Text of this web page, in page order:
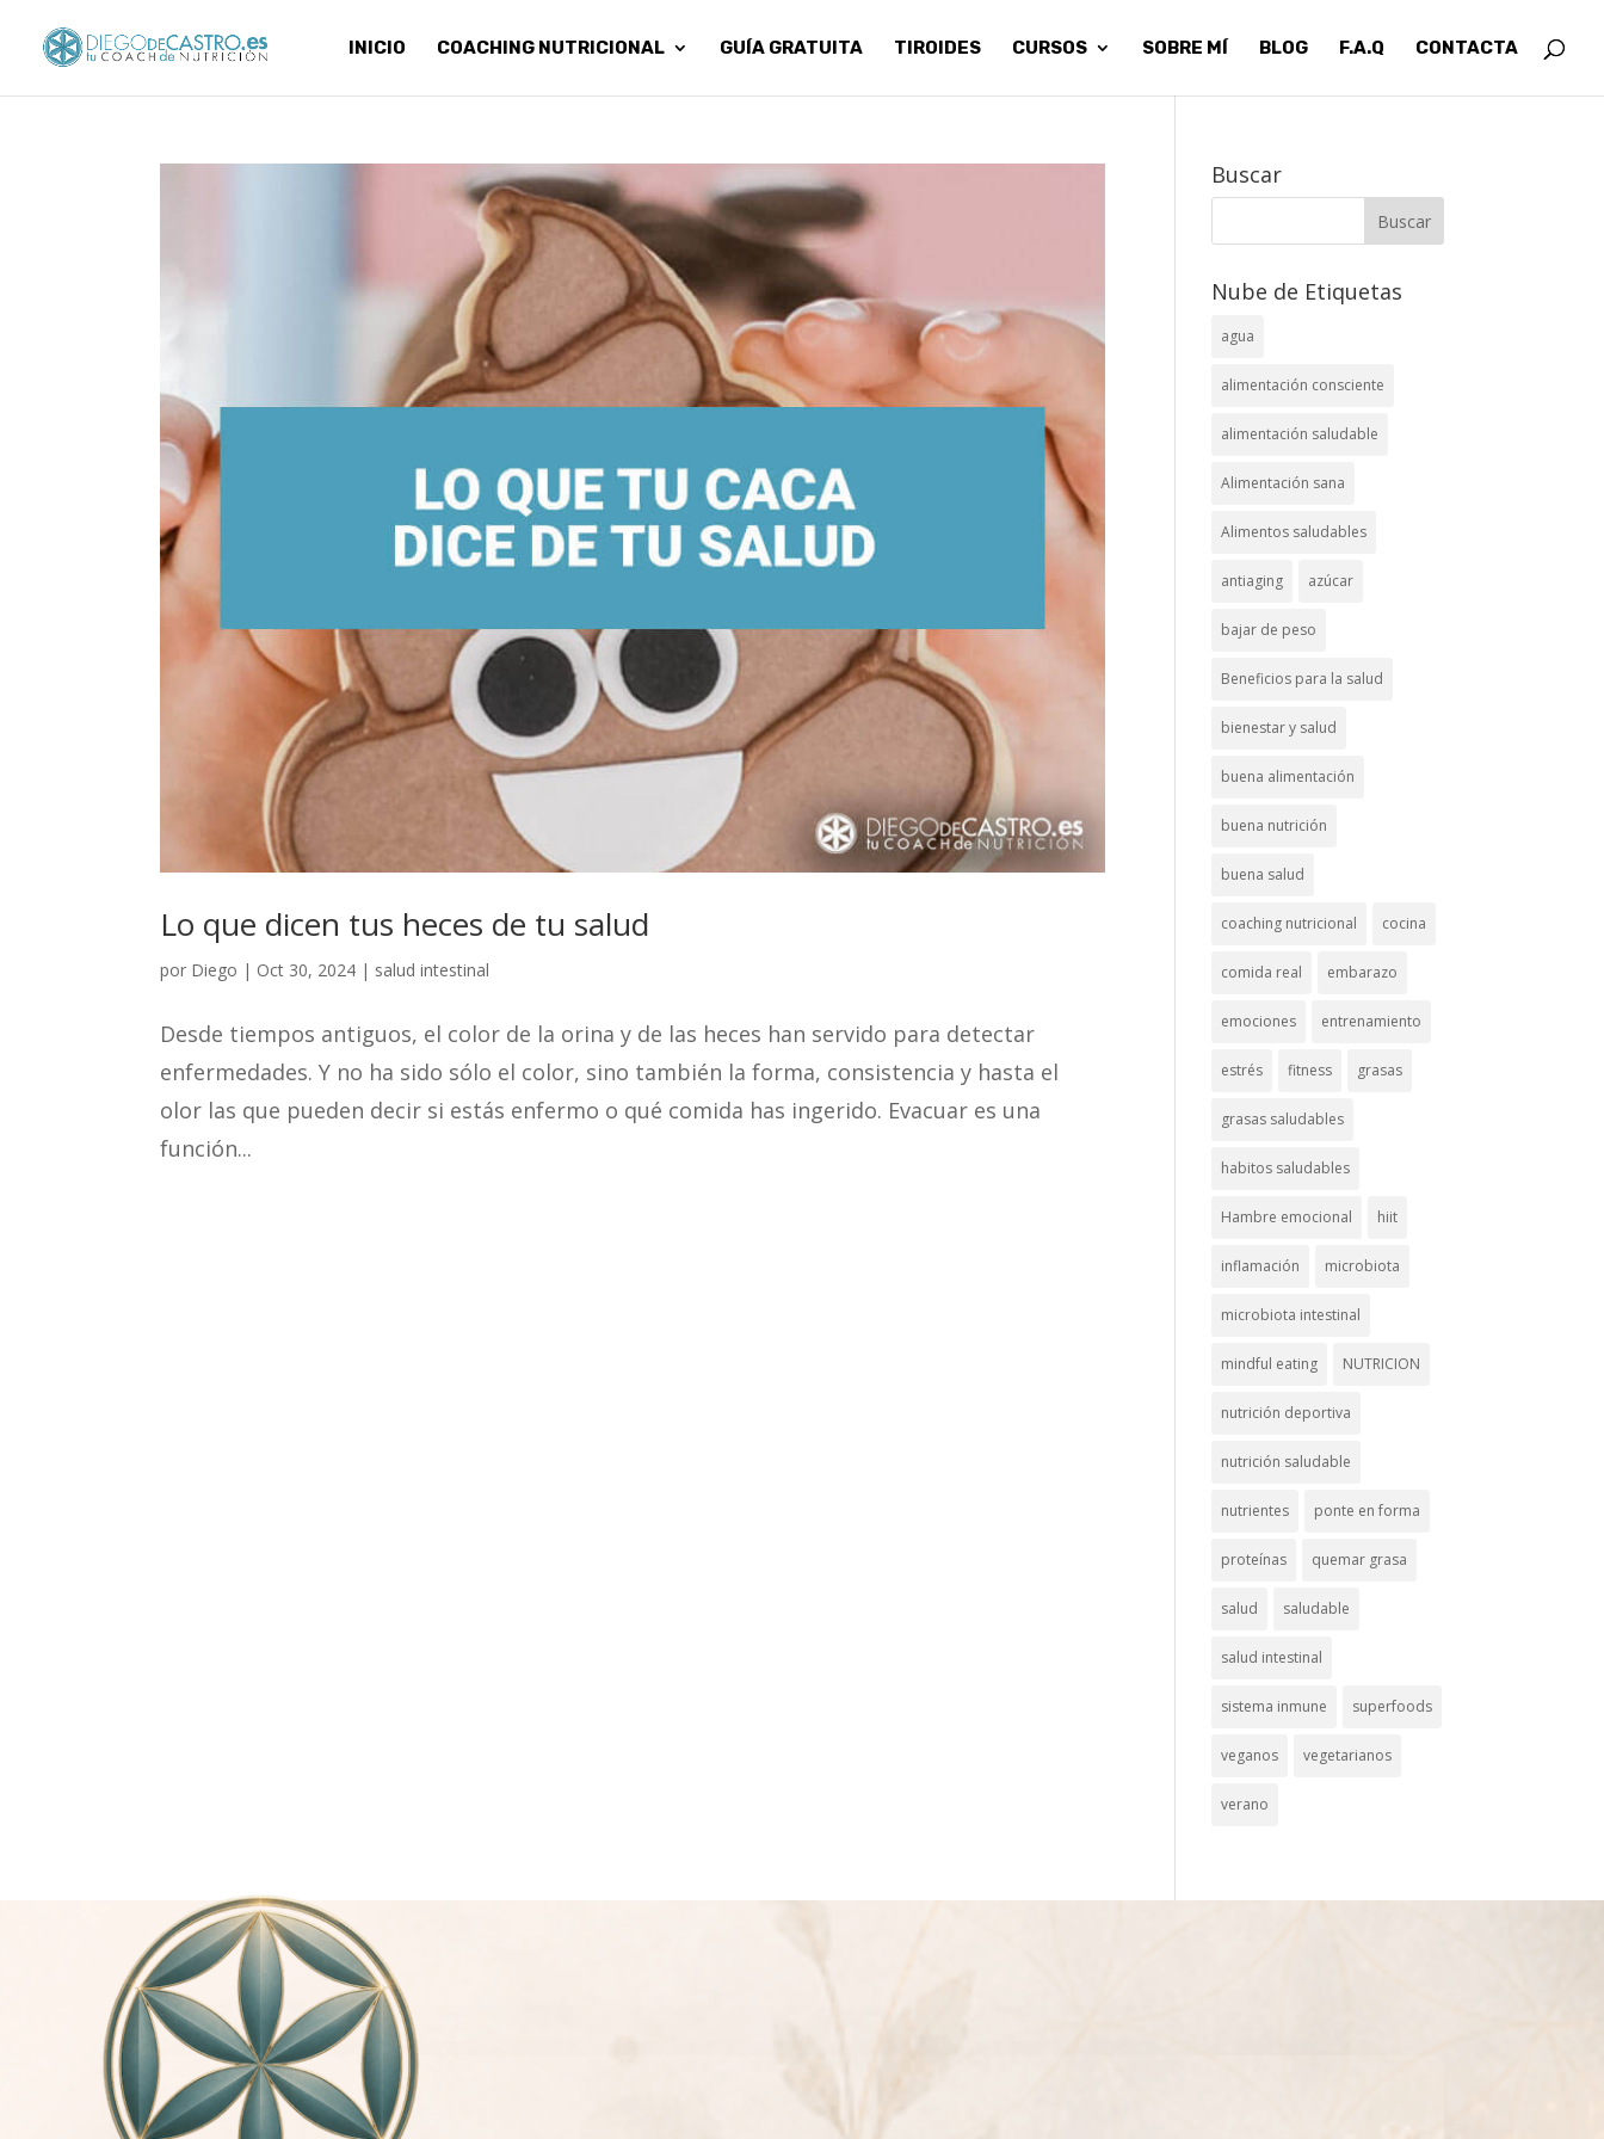
INICIO COACHING NUTRICIONAL GUÍA GRATUITA TIROIDES CURSOS SOBRE MÍ BLOG F.A.Q CONTACTA
Lo que dicen tus heces de tu salud
por Diego | Oct 30, 2024 | salud intestinal
Desde tiempos antiguos, el color de la orina y de las heces han servido para detectar
enfermedades. Y no ha sido sólo el color, sino también la forma, consistencia y hasta el
olor las que pueden decir si estás enfermo o qué comida has ingerido. Evacuar es una
función...
Buscar
Nube de Etiquetas
agua
alimentación consciente
alimentación saludable
Alimentación sana
Alimentos saludables
antiaging azúcar
bajar de peso
Beneficios para la salud
bienestar y salud
buena alimentación
buena nutrición
buena salud
coaching nutricional cocina
comida real embarazo
emociones entrenamiento
estrés fitness grasas
grasas saludables
habitos saludables
Hambre emocional hiit
inflamación microbiota
microbiota intestinal
mindful eating NUTRICION
nutrición deportiva
nutrición saludable
nutrientes ponte en forma
proteínas quemar grasa
salud saludable
salud intestinal
sistema inmune superfoods
veganos vegetarianos
verano